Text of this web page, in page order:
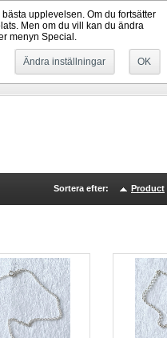
Sortera efter: Product
Logga in
Kundvagn
upplevelsen. Om du fortsätter
Men om du vill kan du ändra
menyn Special.
Ändra inställningar OK